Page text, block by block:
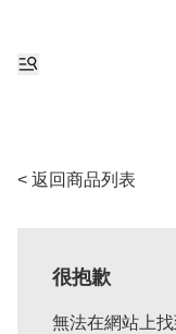
< 返回商品列表
很抱歉
無法在網站上